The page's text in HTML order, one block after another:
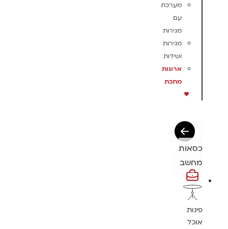
מערכת
עם
מגירות
מגירות
ושידות
ארונות
מתכת
כסאות
מחשב
פינות
אוכל